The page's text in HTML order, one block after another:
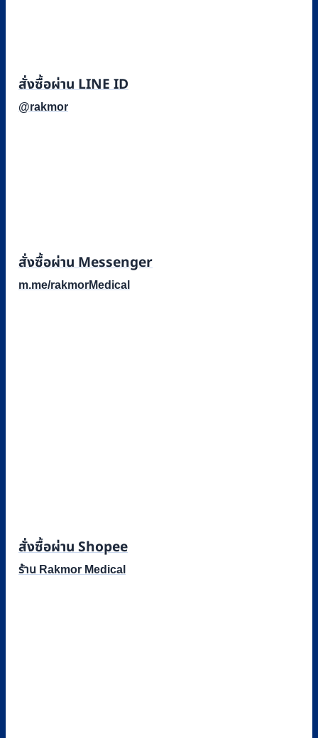
สั่งซื้อผ่าน LINE ID
@rakmor
สั่งซื้อผ่าน Messenger
m.me/rakmorMedical
สั่งซื้อผ่าน Shopee
ร้าน Rakmor Medical